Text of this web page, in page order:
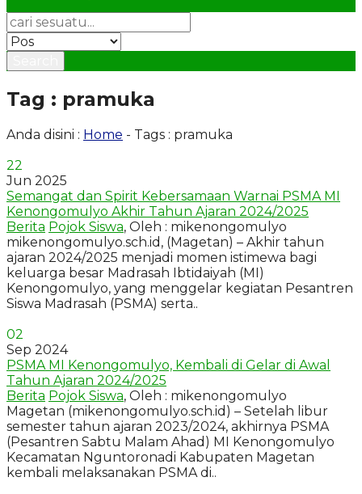
Tag : pramuka
Anda disini : Home - Tags : pramuka
22
Jun 2025
Semangat dan Spirit Kebersamaan Warnai PSMA MI
Kenongomulyo Akhir Tahun Ajaran 2024/2025
Berita Pojok Siswa, Oleh : mikenongomulyo
mikenongomulyo.sch.id, (Magetan) – Akhir tahun
ajaran 2024/2025 menjadi momen istimewa bagi
keluarga besar Madrasah Ibtidaiyah (MI)
Kenongomulyo, yang menggelar kegiatan Pesantren
Siswa Madrasah (PSMA) serta..
02
Sep 2024
PSMA MI Kenongomulyo, Kembali di Gelar di Awal
Tahun Ajaran 2024/2025
Berita Pojok Siswa, Oleh : mikenongomulyo
Magetan (mikenongomulyo.sch.id) – Setelah libur
semester tahun ajaran 2023/2024, akhirnya PSMA
(Pesantren Sabtu Malam Ahad) MI Kenongomulyo
Kecamatan Nguntoronadi Kabupaten Magetan
kembali melaksanakan PSMA di..